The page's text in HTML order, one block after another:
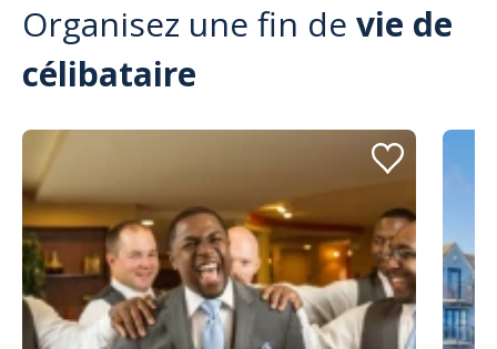
Organisez une fin de vie de
célibataire